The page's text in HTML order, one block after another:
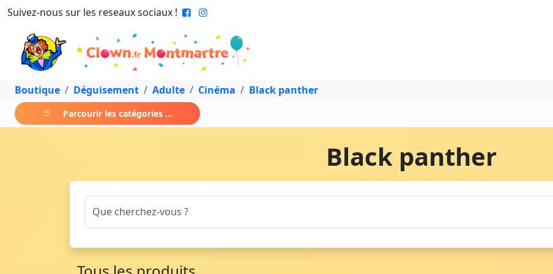
Suivez-nous sur les reseaux sociaux !
Boutique Déguisement Adulte Cinéma Black panther
Parcourir les catégories ...
Black panther